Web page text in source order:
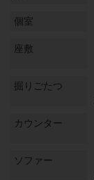
個室
座敷
掘りごたつ
カウンター
ソファー